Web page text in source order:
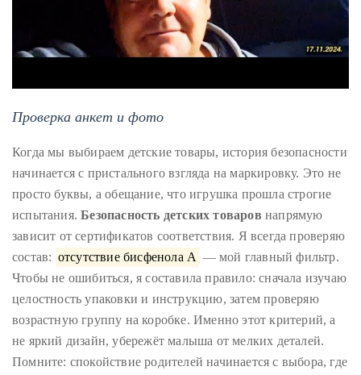
Проверка анкет и фото
Когда мы выбираем детские товары, история безопасности
начинается с пристального взгляда на маркировку. Это не
просто буквы, а обещание, что игрушка прошла строгие
испытания.Безопасность детских товаров напрямую
зависит от сертификатов соответствия. Я всегда проверяю
состав: отсутствие бисфенола А — мой главный фильтр.
Чтобы не ошибиться, я составила правило: сначала изучаю
целостность упаковки и инструкцию, затем проверяю
возрастную группу на коробке. Именно этот критерий, а
не яркий дизайн, убережёт малыша от мелких деталей.
Помните: спокойствие родителей начинается с выбора, где